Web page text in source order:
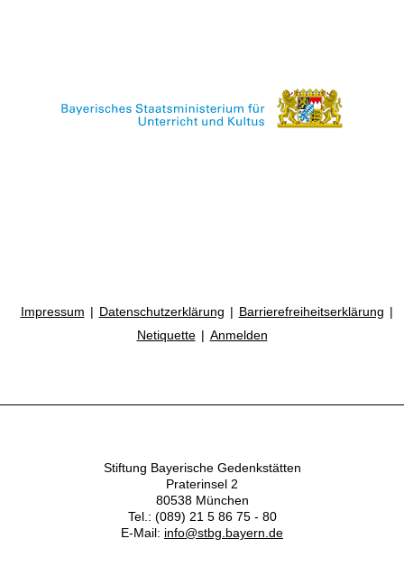
Impressum Datenschutzerklärung
Barrierefreiheitserklärung
Netiquette
Anmelden
Stiftung Bayerische Gedenkstätten
Praterinsel 2
80538 München
Tel.: (089) 21 5 86 75 - 80
E-Mail: info@stbg.bayern.de